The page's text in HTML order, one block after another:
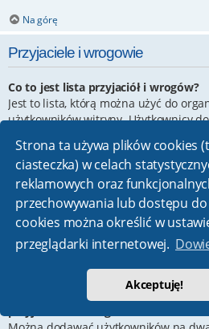
Strona ta używa plików cookies
ciasteczka) w celach
reklamowych oraz
przechowywania lub dostępu
cookies można określić w
przeglądarki internetowej.
Akceptuję!
Na górę
Przyjaciele i wrogowie
Co to jest lista przyjaciół i wrogów?
Jest to lista, którą można użyć do
użytkowników witryny. Użytkownicy
zarządzania kontem. Z tego poziomu
status, a także wysłać prywatną
używanego stylu witryny, posty tych
wyróżniane. Jeśli użytkownik
wszystkie posty przez niego
wyświetlane.
W jaki sposób można dodawać/